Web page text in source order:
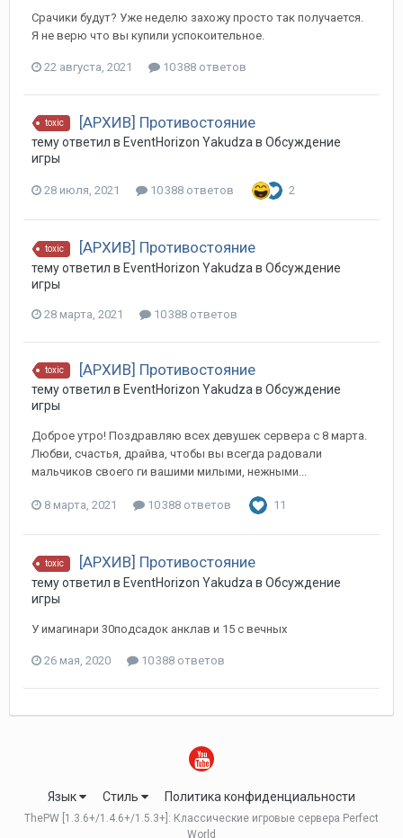
Срачики будут? Уже неделю захожу просто так получается.
Я не верю что вы купили успокоительное.
22 августа, 2021 10 388 ответов
toxic [АРХИВ] Противостояние
тему ответил в EventHorizon Yakudza в Обсуждение
игры
28 июля, 2021 10 388 ответов 2
toxic [АРХИВ] Противостояние
тему ответил в EventHorizon Yakudza в Обсуждение
игры
28 марта, 2021 10 388 ответов
toxic [АРХИВ] Противостояние
тему ответил в EventHorizon Yakudzaв Обсуждение
игры
Доброе утро! Поздравляю всех девушек сервера с 8 марта.
Любви, счастья, драйва, чтобы вы всегда радовали
мальчиков своего ги вашими милыми, нежными...
8 марта, 2021 10 388 ответов 11
toxic [АРХИВ] Противостояние
тему ответил в EventHorizon Yakudza в Обсуждение
игры
У имагинари 30подсадок анклав и 15 с вечных
26 мая, 2020 10 388 ответов
Язык Стиль Политика конфиденциальности
ThePW [1.3.6+/1.4.6+/1.5.3+]: Классические игровые сервера Perfect
World